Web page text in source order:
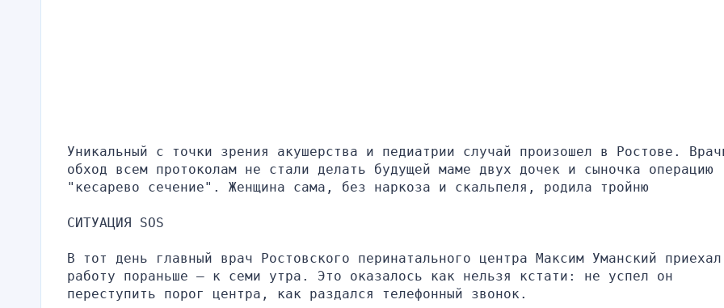
Уникальный с точки зрения акушерства и педиатрии случай произошел в Ростове.
обход всем протоколам не стали делать будущей маме двух дочек и сыночка операцию
"кесарево сечение". Женщина сама, без наркоза и скальпеля, родила тройню
СИТУАЦИЯ SOS
В тот день главный врач Ростовского перинатального центра Максим Уманский
работу пораньше – к семи утра. Это оказалось как нельзя кстати: не успел он
переступить порог центра, как раздался телефонный звонок.